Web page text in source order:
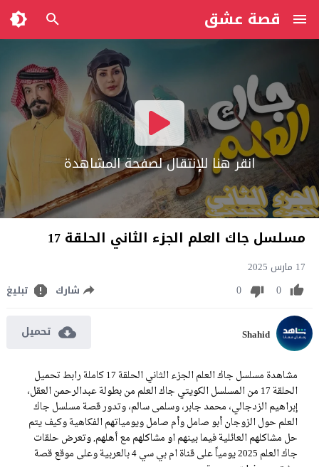
قصة عشق
انقر هنا للإنتقال لصفحة المشاهدة
مسلسل جاك العلم الجزء الثاني الحلقة 17
17 مارس 2025
0
0 شارك تبليغ
Shahid تحميل
مشاهدة مسلسل جاك العلم الجزء الثاني الحلقة 17 كاملة رابط تحميل
الحلقة 17 من المسلسل الكويتي جاك العلم من بطولة عبدالرحمن العقل،
إبراهيم الزدجالي، محمد جابر، وسلمى سالم، وتدور قصة مسلسل جاك
العلم حول الزوجان أبو صامل وأم صامل ويومياتهم الفكاهية وكيف يتم
حل مشاكلهم العائلية فيما بينهم او مشاكلهم مع أهلهم, وتعرض حلقات
جاك العلم 2025 يومياً على قناة ام بي سي 4 بالعربية وعلى موقع قصة